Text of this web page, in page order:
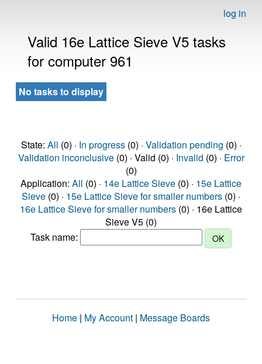
log in
Valid 16e Lattice Sieve V5 tasks
for computer 961
No tasks to display
State: All (0) · In progress(0) · Validation pending (0) ·
Validation inconclusive(0) · Valid (0) · Invalid (0) · Error
(0)
Application: All (0) · 14e Lattice Sieve (0) · 15e Lattice
Sieve (0) · 15e Lattice Sieve for smaller numbers (0) ·
16e Lattice Sieve for smaller numbers (0) · 16e Lattice
Sieve V5 (0)
Task name:
Home | My Account | Message Boards